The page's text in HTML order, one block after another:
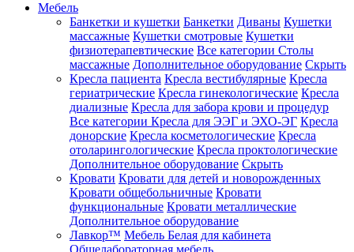
Мебель
Банкетки и кушетки Банкетки Диваны Кушетки
массажные Кушетки смотровые Кушетки
физиотерапевтические Все категории Столы
массажные Дополнительное оборудование Скрыть
Кресла пациента Кресла вестибулярные Кресла
гериатрические Кресла гинекологические Кресла
диализные Кресла для забора крови и процедур
Все категории Кресла для ЭЭГ и ЭХО-ЭГ Кресла
донорские Кресла косметологические Кресла
отоларингологические Кресла проктологические
Дополнительное оборудование Скрыть
Кровати Кровати для детей и новорожденных
Кровати общебольничные Кровати
функциональные Кровати металлические
Дополнительное оборудование
Лавкор™ Мебель Белая для кабинета
Общелабораторная мебель